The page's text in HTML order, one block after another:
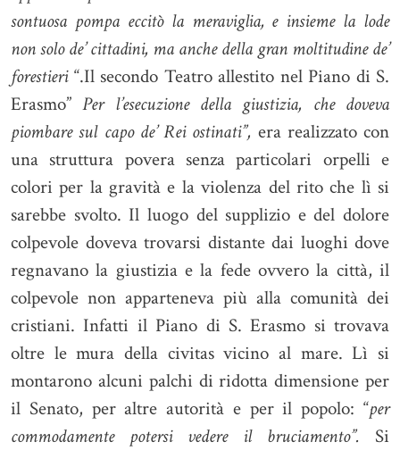
sontuosa pompa eccitò la meraviglia, e insieme la lode
non solo de’ cittadini, ma anche della gran moltitudine de’
forestieri“.Il secondo Teatro allestito nel Piano di S.
Erasmo” Per l’esecuzione della giustizia, che doveva
piombare sul capo de’ Rei ostinati”, era realizzato con
una struttura povera senza particolari orpelli e
colori per la gravità e la violenza del rito che lì si
sarebbe svolto. Il luogo del supplizio e del dolore
colpevole doveva trovarsi distante dai luoghi dove
regnavano la giustizia e la fede ovvero la città, il
colpevole non apparteneva più alla comunità dei
cristiani. Infatti il Piano di S. Erasmo si trovava
oltre le mura della civitas vicino al mare. Lì si
montarono alcuni palchi di ridotta dimensione per
il Senato, per altre autorità e per il popolo: “per
commodamente potersi vedere il bruciamento”. Si